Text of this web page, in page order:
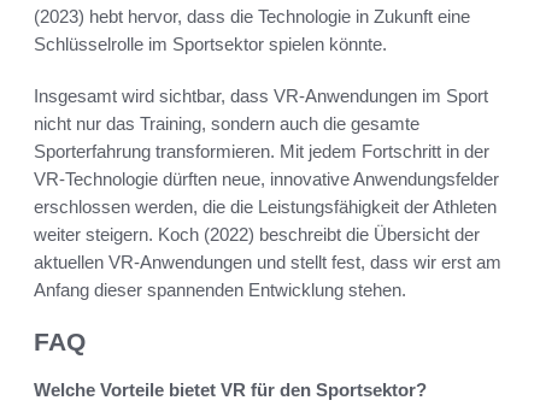
(2023) hebt hervor, dass die Technologie in Zukunft eine
Schlüsselrolle im Sportsektor spielen könnte.
Insgesamt wird sichtbar, dass VR-Anwendungen im Sport
nicht nur das Training, sondern auch die gesamte
Sporterfahrung transformieren. Mit jedem Fortschritt in der
VR-Technologie dürften neue, innovative Anwendungsfelder
erschlossen werden, die die Leistungsfähigkeit der Athleten
weiter steigern. Koch (2022) beschreibt die Übersicht der
aktuellen VR-Anwendungen und stellt fest, dass wir erst am
Anfang dieser spannenden Entwicklung stehen.
FAQ
Welche Vorteile bietet VR für den Sportsektor?